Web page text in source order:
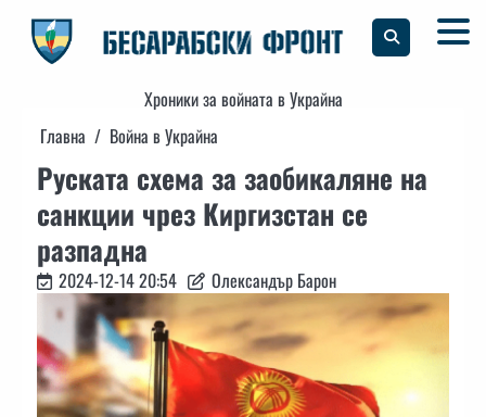
content
Хроники за войната в Украйна
Главна
Война в Украйна
Руската схема за заобикаляне на
санкции чрез Киргизстан се
разпадна
2024-12-14 20:54 Олександър Барон